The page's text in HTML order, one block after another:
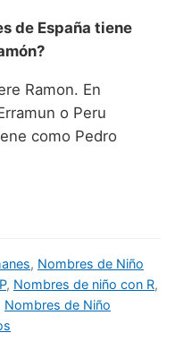
de España tiene
Ramon. En
o Peru
como Pedro
, Nombres de Niño
, Nombres de niño con R,
Nombres de Niño